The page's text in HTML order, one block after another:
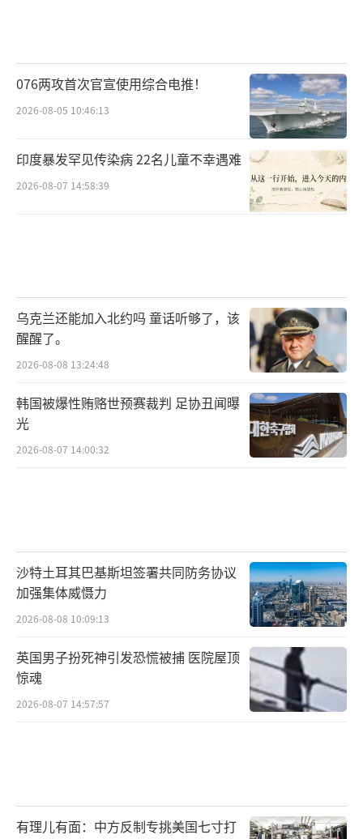
076两攻首次官宣使用综合电推！
2026-08-05 10:46:13
印度暴发罕见传染病 22名儿童不幸遇难
2026-08-07 14:58:39
乌克兰还能加入北约吗 童话听够了，该
醒醒了。
2026-08-08 13:24:48
韩国被爆性贿赂世预赛裁判 足协丑闻曝
光
2026-08-07 14:00:32
沙特土耳其巴基斯坦签署共同防务协议
加强集体威慑力
2026-08-08 10:09:13
英国男子扮死神引发恐慌被捕 医院屋顶
惊魂
2026-08-07 14:57:57
有理儿有面：中方反制专挑美国七寸打